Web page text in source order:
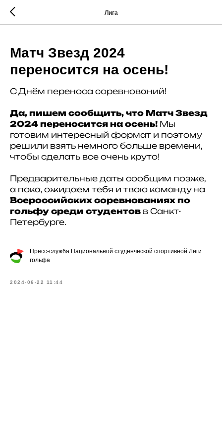
Лига
Матч Звезд 2024
переносится на осень!
С Днём переноса соревнований!
Да, пишем сообщить, что Матч Звезд
2024 переносится на осень! Мы
готовим интересный формат и поэтому
решили взять немного больше времени,
чтобы сделать все очень круто!
Предварительные даты сообщим позже,
а пока, ожидаем тебя и твою команду на
Всероссийских соревнованиях по
гольфу среди студентов в Санкт-
Петербурге.
Пресс-служба Национальной студенческой спортивной Лиги
гольфа
2024-06-22 11:44